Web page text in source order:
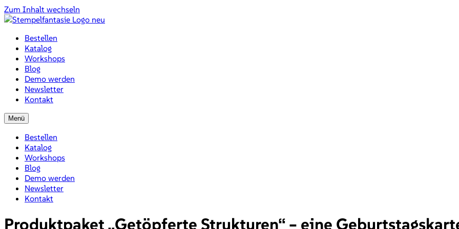
Zum Inhalt wechseln
Bestellen
Katalog
Workshops
Blog
Demo werden
Newsletter
Kontakt
Menü
Bestellen
Katalog
Workshops
Blog
Demo werden
Newsletter
Kontakt
Produktpaket „Getöpferte Strukturen“ – eine